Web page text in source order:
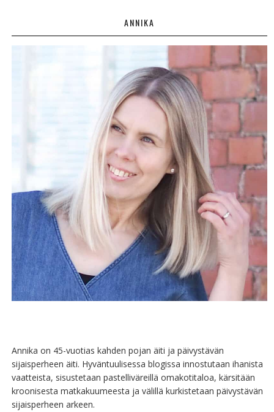
ANNIKA
Annika on 45-vuotias kahden pojan äiti ja päivystävän
sijaisperheen äiti. Hyväntuulisessa blogissa innostutaan ihanista
vaatteista, sisustetaan pastelliväreillä omakotitaloa, kärsitään
kroonisesta matkakuumeesta ja välillä kurkistetaan päivystävän
sijaisperheen arkeen.